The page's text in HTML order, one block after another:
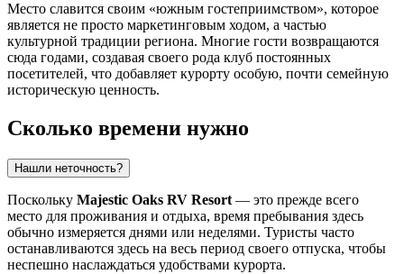
Место славится своим «южным гостеприимством», которое
является не просто маркетинговым ходом, а частью
культурной традиции региона. Многие гости возвращаются
сюда годами, создавая своего рода клуб постоянных
посетителей, что добавляет курорту особую, почти семейную
историческую ценность.
Сколько времени нужно
Нашли неточность?
Поскольку Majestic Oaks RV Resort — это прежде всего
место для проживания и отдыха, время пребывания здесь
обычно измеряется днями или неделями. Туристы часто
останавливаются здесь на весь период своего отпуска, чтобы
неспешно наслаждаться удобствами курорта.